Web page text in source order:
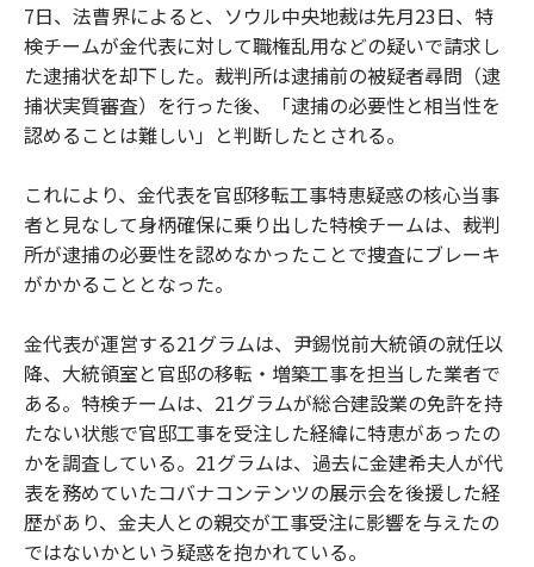
7日、法曹界によると、ソウル中央地裁は先月23日、特
検チームが金代表に対して職権乱用などの疑いで請求し
た逮捕状を却下した。裁判所は逮捕前の被疑者尋問（逮
捕状実質審査）を行った後、「逮捕の必要性と相当性を
認めることは難しい」と判断したとされる。
これにより、金代表を官邸移転工事特恵疑惑の核心当事
者と見なして身柄確保に乗り出した特検チームは、裁判
所が逮捕の必要性を認めなかったことで捜査にブレーキ
がかかることとなった。
金代表が運営する21グラムは、尹錫悦前大統領の就任以
降、大統領室と官邸の移転・増築工事を担当した業者で
ある。特検チームは、21グラムが総合建設業の免許を持
たない状態で官邸工事を受注した経緯に特恵があったの
かを調査している。21グラムは、過去に金建希夫人が代
表を務めていたコバナコンテンツの展示会を後援した経
歴があり、金夫人との親交が工事受注に影響を与えたの
ではないかという疑惑を抱かれている。